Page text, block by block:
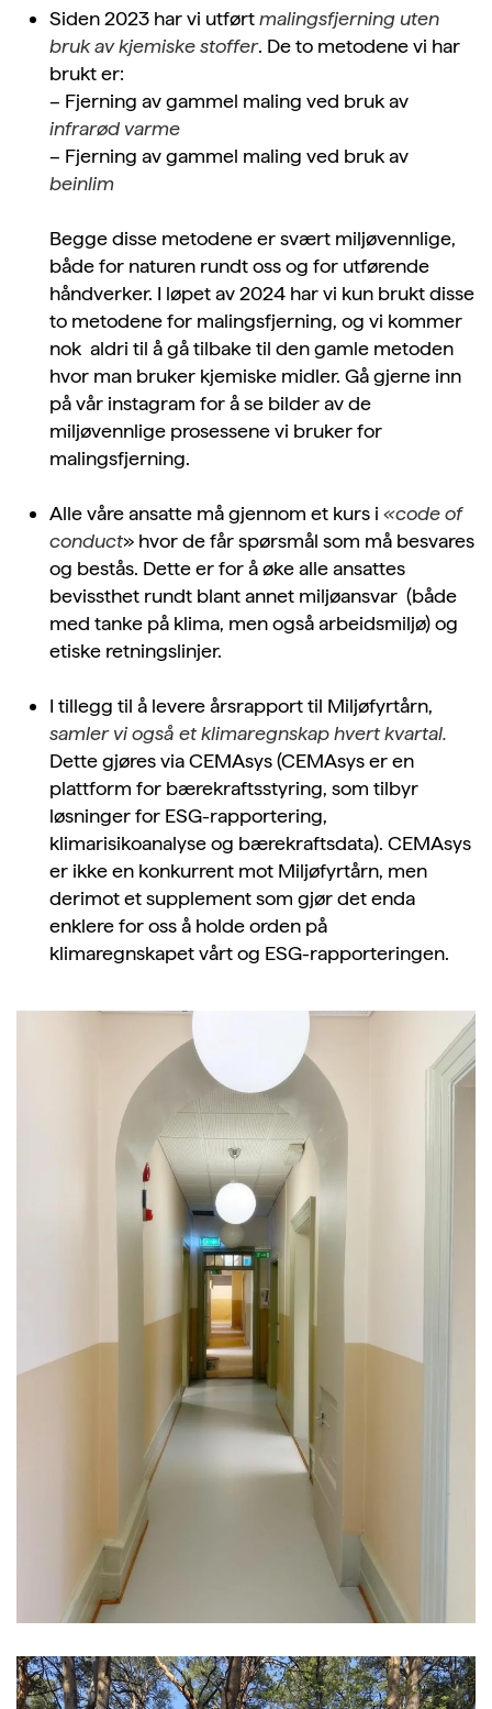
Siden 2023 har vi utførtmalingsfjerning uten
bruk av kjemiske stoffer. De to metodene vi har
brukt er:
– Fjerning av gammel maling ved bruk av
infrarød varme
– Fjerning av gammel maling ved bruk av
beinlim
Begge disse metodene er svært miljøvennlige,
både for naturen rundt oss og for utførende
håndverker. I løpet av 2024 har vi kun brukt disse
to metodene for malingsfjerning, og vi kommer
nok aldri til å gå tilbake til den gamle metoden
hvor man bruker kjemiske midler. Gå gjerne inn
på vår instagram for å se bilder av de
miljøvennlige prosessene vi bruker for
malingsfjerning.
Alle våre ansatte må gjennom et kurs i «code of
conduct» hvor de får spørsmål som må besvares
og bestås. Dette er for å øke alle ansattes
bevissthet rundt blant annet miljøansvar (både
med tanke på klima, men også arbeidsmiljø) og
etiske retningslinjer.
I tillegg til å levere årsrapport til Miljøfyrtårn,
samler vi også et klimaregnskap hvert kvartal.
Dette gjøres via CEMAsys (CEMAsys er en
plattform for bærekraftsstyring, som tilbyr
løsninger for ESG-rapportering,
klimarisikoanalyse og bærekraftsdata). CEMAsys
er ikke en konkurrent mot Miljøfyrtårn, men
derimot et supplement som gjør det enda
enklere for oss å holde orden på
klimaregnskapet vårt og ESG-rapporteringen.